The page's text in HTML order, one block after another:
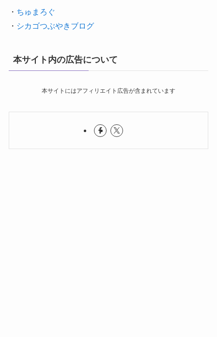
・ ちゅまろぐ
・ シカゴつぶやきブログ
本サイト内の広告について
本サイトにはアフィリエイト広告が含まれています